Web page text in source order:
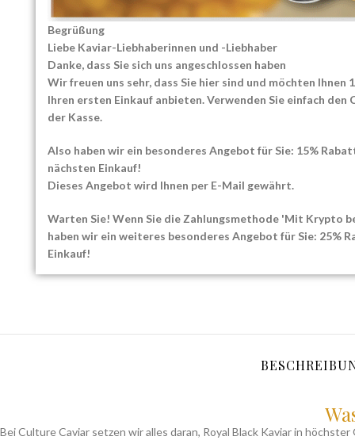
Begrüßung
Liebe Kaviar-Liebhaberinnen und -Liebhaber
Danke, dass Sie sich uns angeschlossen haben
Wir freuen uns sehr, dass Sie hier sind und möchten Ihnen
Ihren ersten Einkauf anbieten. Verwenden Sie einfach den
der Kasse.
Also haben wir ein besonderes Angebot für Sie: 15%
nächsten Einkauf!
Dieses Angebot wird Ihnen per E-Mail gewährt.
Warten Sie! Wenn Sie die Zahlungsmethode 'Mit Krypto
haben wir ein weiteres besonderes Angebot für Sie: 25%
Einkauf!
Bei Culture Caviar setzen wir alles daran, Royal Black Kaviar in